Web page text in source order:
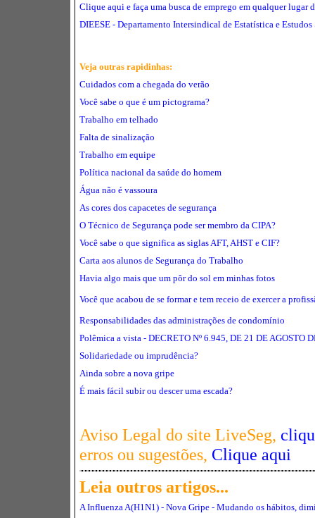
Clique aqui e faça uma busca de emprego em qualquer lugar
DIEESE - Departamento Intersindical de Estatística e
Veja outras rapidinhas:
Cuidados com a chegada do verão
Você sabe o que é um pictograma?
Trabalho em telhado
Falta de sinalização
Trabalho em equipe
Política nacional da saúde do homem
Água não é vassoura
As cores dos capacetes de segurança
O Técnico de Segurança pode ser membro da CIPA?
Você sabe o que significa as siglas AFT, AHST e CIF?
Carta aos alunos de Segurança do Trabalho
Havia algo mais que um pôr do sol em minhas fotos
Você que acabou de se formar e tem receio de exercer a
Responsabilidades das administrações de condomínio
Polêmica a vista - DECRETO Nº 6.945, DE 21 DE AGOSTO
Solidariedade ou imprudência?
Ainda sobre a nova gripe
É mais fácil subir ou descer uma escada?
Aviso Legal do site LiveSeg,
erros ou sugestões, Clique aqui
Leia outros artigos...
A InfluenzaA(H1N1) - Nova Gripe - Mudando os hábitos,